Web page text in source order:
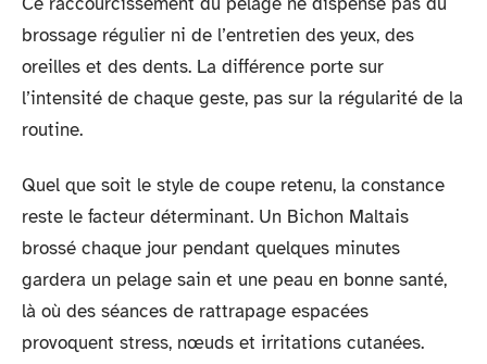
brossage régulier ni de l’entretien des yeux, des
oreilles et des dents. La différence porte sur
l’intensité de chaque geste, pas sur la régularité de la
routine.
Quel que soit le style de coupe retenu, la constance
reste le facteur déterminant. Un Bichon Maltais
brossé chaque jour pendant quelques minutes
gardera un pelage sain et une peau en bonne santé,
là où des séances de rattrapage espacées
provoquent stress, nœuds et irritations cutanées.